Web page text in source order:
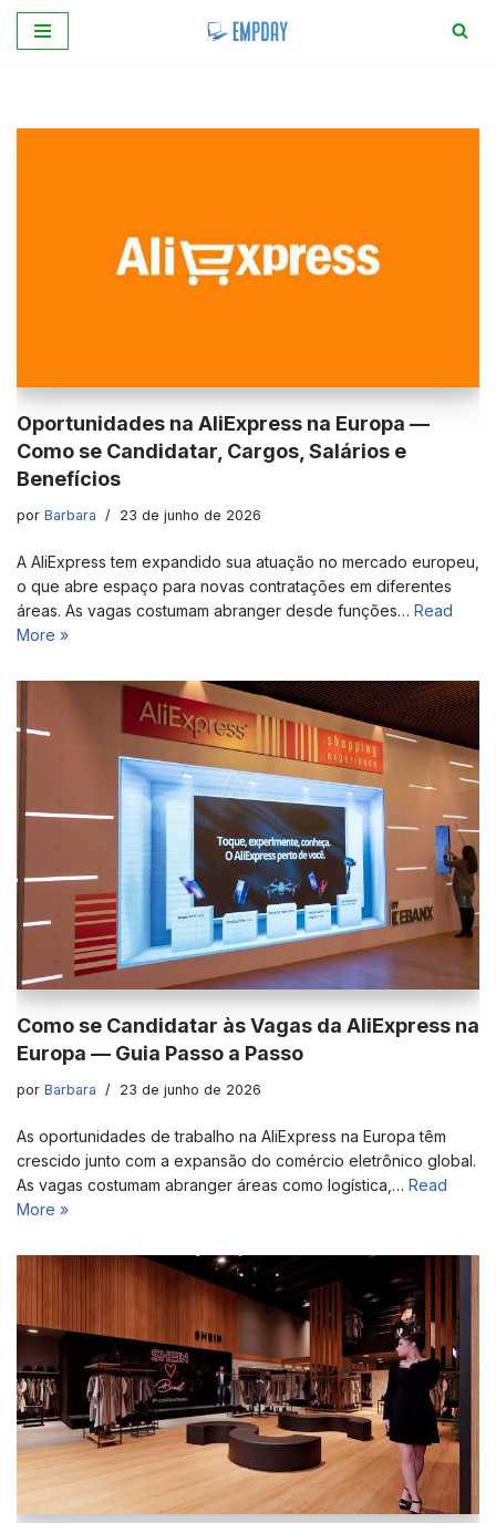
conteúdo
Oportunidades na AliExpress na Europa —
Como se Candidatar, Cargos, Salários e
Benefícios
por Barbara 23 de junho de 2026
A AliExpress tem expandido sua atuação no mercado europeu,
o que abre espaço para novas contratações em diferentes
áreas. As vagas costumam abranger desde funções… Read
More »
Como se Candidatar às Vagas da AliExpress na
Europa — Guia Passo a Passo
por Barbara 23 de junho de 2026
As oportunidades de trabalho na AliExpress na Europa têm
crescido junto com a expansão do comércio eletrônico global.
As vagas costumam abranger áreas como logística,… Read
More »